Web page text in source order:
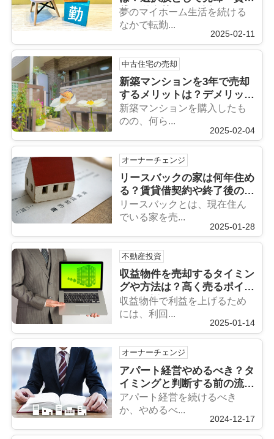
貸・単身赴任を解説
夢のマイホーム生活を続ける
なかで転勤...
2025-02-11
中古住宅の売却
新築マンションを3年で売却
するメリットは？デメリット
や注意点も解説
新築マンションを購入したも
のの、何ら...
2025-02-04
オーナーチェンジ
リースバックの家は何年住め
る？賃貸借契約や終了後の選
択肢について解説
リースバックとは、現在住ん
でいる家を売...
2025-01-28
不動産投資
収益物件を売却するタイミン
グや方法は？高く売るポイン
トも解説
収益物件で利益を上げるため
には、利回...
2025-01-14
オーナーチェンジ
アパート経営やめるべき？タ
イミングと判断する前の流れ
も解説
アパート経営を続けるべき
か、やめるべ...
2024-12-17